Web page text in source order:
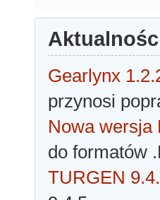
Gearlynx
przynosi
Nowa wersja
do formatów
TURGEN